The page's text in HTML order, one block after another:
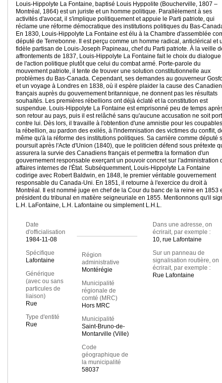
Louis-Hippolyte La Fontaine, baptisé Louis Hyppolite (Boucherville, 1807 –
Montréal, 1864) est un juriste et un homme politique. Parallèlement à ses
activités d'avocat, il s'implique politiquement et appuie le Parti patriote, qui
réclame une réforme démocratique des institutions politiques du Bas-
En 1830, Louis-Hippolyte La Fontaine est élu à la Chambre d'assemblée
député de Terrebonne. Il est perçu comme un homme radical, anticlérical et
fidèle partisan de Louis-Joseph Papineau, chef du Parti patriote. À la veille
affrontements de 1837, Louis-Hippolyte La Fontaine fait le choix du dialogue
de l'action politique plutôt que celui du combat armé. Porte-parole du
mouvement patriote, il tente de trouver une solution constitutionnelle aux
problèmes du Bas-Canada. Cependant, ses demandes au gouverneur
et un voyage à Londres en 1838, où il espère plaider la cause des
français auprès du gouvernement britannique, ne donnent pas les résultats
souhaités. Les premières rébellions ont déjà éclaté et la constitution est
suspendue. Louis-Hippolyte La Fontaine est emprisonné peu de temps
son retour au pays, puis il est relâché sans qu'aucune accusation ne soit
contre lui. Dès lors, il travaille à l'obtention d'une amnistie pour les
la rébellion, au pardon des exilés, à l'indemnisation des victimes du conflit,
même qu'à la réforme des institutions politiques. Sa carrière comme député
poursuit après l'Acte d'Union (1840), que le politicien défend sous prétexte
assurera la survie des Canadiens français et permettra la formation d'un
gouvernement responsable exerçant un pouvoir concret sur l'administration
affaires internes de l'État. Subséquemment, Louis-Hippolyte La Fontaine
codirige avec Robert Baldwin, en 1848, le premier véritable gouvernement
responsable du Canada-Uni. En 1851, il retourne à l'exercice du droit à
Montréal. Il est nommé juge en chef de la Cour du banc de la reine en 1853
président du tribunal en matière seigneuriale en 1855. Mentionnons qu'il
L.H. LaFontaine, L.H. Lafontaine ou simplement L.H.L.
Date
d'officialisation
1984-11-08
Spécifique
Lafontaine
Générique
(avec ou sans
particules de
liaison)
Rue
Type d'entité
Rue
Région
administrative
Montérégie
Municipalité
régionale de
comté (MRC)
Hors MRC
Municipalité
Saint-Bruno-de-
Montarville (Ville)
Code
géographique de
la municipalité
58037
Dans une adresse, on
écrirait, par exemple :
10, rue Lafontaine
Sur un panneau de
signalisation routière, on
écrirait, par exemple :
Rue Lafontaine